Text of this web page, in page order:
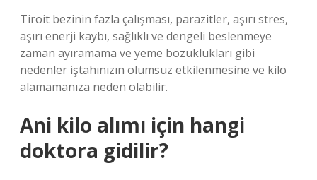
Tiroit bezinin fazla çalışması, parazitler, aşırı stres,
aşırı enerji kaybı, sağlıklı ve dengeli beslenmeye
zaman ayıramama ve yeme bozuklukları gibi
nedenler iştahınızın olumsuz etkilenmesine ve kilo
alamamanıza neden olabilir.
Ani kilo alımı için hangi
doktora gidilir?